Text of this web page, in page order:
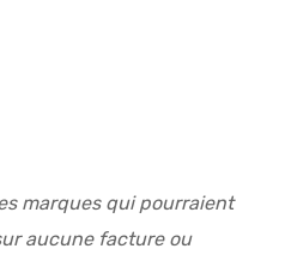
marques qui pourraient
aucune facture ou